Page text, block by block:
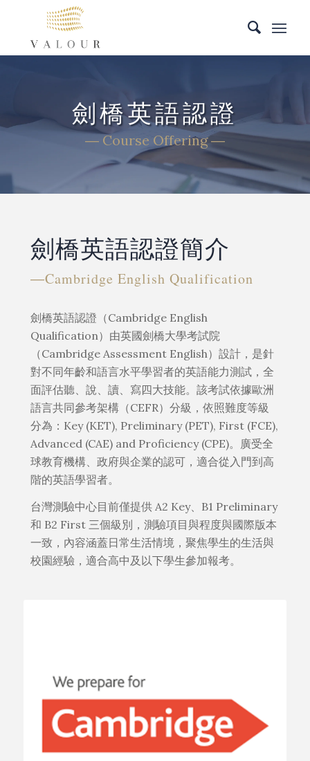
劍橋英語認證
― Course Offering ―
劍橋英語認證簡介
―Cambridge English Qualification
劍橋英語認證（Cambridge English
Qualification）由英國劍橋大學考試院
（Cambridge Assessment English）設計，是針
對不同年齡和語言水平學習者的英語能力測試，全
面評估聽、說、讀、寫四大技能。該考試依據歐洲
語言共同參考架構（CEFR）分級，依照難度等級
分為：Key (KET), Preliminary (PET), First (FCE),
Advanced (CAE) and Proficiency (CPE)。廣受全
球教育機構、政府與企業的認可，適合從入門到高
階的英語學習者。
台灣測驗中心目前僅提供 A2 Key、B1 Preliminary
和 B2 First 三個級別，測驗項目與程度與國際版本
一致，內容涵蓋日常生活情境，聚焦學生的生活與
校園經驗，適合高中及以下學生參加報考。